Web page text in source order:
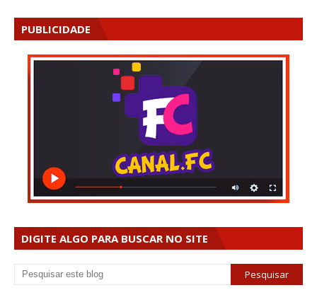
PUBLICIDADE
DIGITE ALGO PARA BUSCAR NO SITE